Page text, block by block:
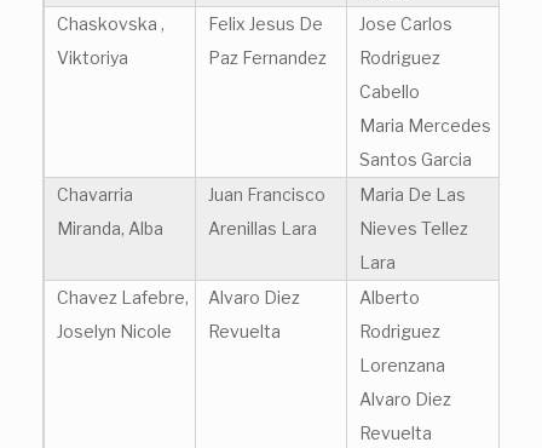
Chaskovska ,
Viktoriya
Felix Jesus De
Paz Fernandez
Jose Carlos
Rodriguez
Cabello
Maria Mercedes
Santos Garcia
Chavarria
Miranda, Alba
Juan Francisco
Arenillas Lara
Maria De Las
Nieves Tellez
Lara
Chavez Lafebre,
Joselyn Nicole
Alvaro Diez
Revuelta
Alberto
Rodriguez
Lorenzana
Alvaro Diez
Revuelta